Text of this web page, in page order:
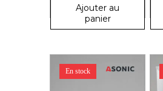
Ajouter au
panier
En stock